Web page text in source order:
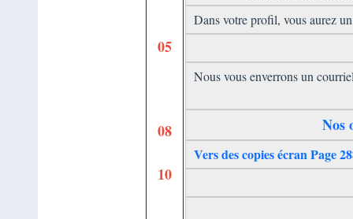
05
08
10
Dans votre profil, vous aurez
Nous vous enverrons un
Nos
Vers des copies écran Page